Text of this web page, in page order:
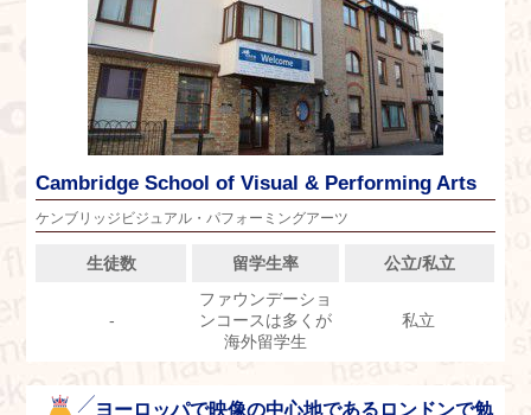
Cambridge School of Visual & Performing Arts
ケンブリッジビジュアル・パフォーミングアーツ
生徒数 留学生率 公立/私立
-
ファウンデーショ
ンコースは多くが
海外留学生
私立
ヨーロッパで映像の中心地であるロンドンで勉